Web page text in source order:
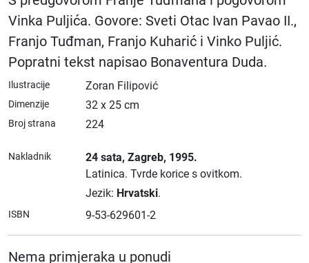
Vinka Puljića. Govore: Sveti Otac Ivan Pavao II.,
Franjo Tuđman, Franjo Kuharić i Vinko Puljić.
Popratni tekst napisao Bonaventura Duda.
Ilustracije Zoran Filipović
Dimenzije 32 x 25 cm
Broj strana 224
Nakladnik 24 sata, Zagreb, 1995.
Latinica. Tvrde korice s ovitkom.
Jezik: Hrvatski.
ISBN 9-53-629601-2
Nema primjeraka u ponudi